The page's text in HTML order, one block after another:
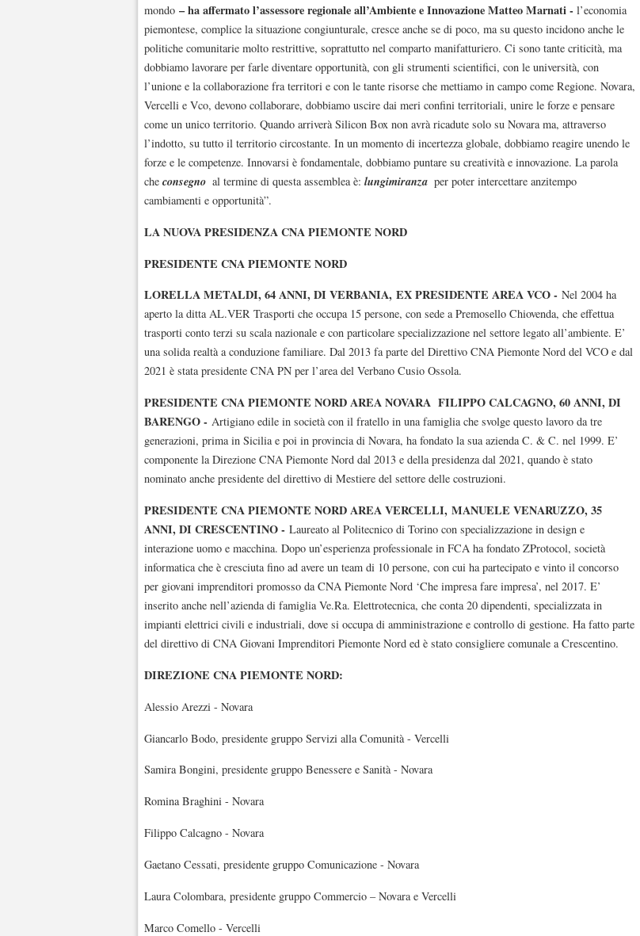
mondo – ha affermato l’assessore regionale all’Ambiente e Innovazione Matteo Marnati - l’economia
piemontese, complice la situazione congiunturale, cresce anche se di poco, ma su questo incidono anche le
politiche comunitarie molto restrittive, soprattutto nel comparto manifatturiero. Ci sono tante criticità, ma
dobbiamo lavorare per farle diventare opportunità, con gli strumenti scientifici, con le università, con
l’unione e la collaborazione fra territori e con le tante risorse che mettiamo in campo come Regione. Novara,
Vercelli e Vco, devono collaborare, dobbiamo uscire dai meri confini territoriali, unire le forze e pensare
come un unico territorio. Quando arriverà Silicon Box non avrà ricadute solo su Novara ma, attraverso
l’indotto, su tutto il territorio circostante. In un momento di incertezza globale, dobbiamo reagire unendo le
forze e le competenze. Innovarsi è fondamentale, dobbiamo puntare su creatività e innovazione. La parola
che consegno al termine di questa assemblea è: lungimiranza per poter intercettare anzitempo
cambiamenti e opportunità”.
LA NUOVA PRESIDENZA CNA PIEMONTE NORD
PRESIDENTE CNA PIEMONTE NORD
LORELLA METALDI, 64 ANNI, DI VERBANIA, EX PRESIDENTE AREA VCO - Nel 2004 ha
aperto la ditta AL.VER Trasporti che occupa 15 persone, con sede a Premosello Chiovenda, che effettua
trasporti conto terzi su scala nazionale e con particolare specializzazione nel settore legato all’ambiente. E’
una solida realtà a conduzione familiare. Dal 2013 fa parte del Direttivo CNA Piemonte Nord del VCO e dal
2021 è stata presidente CNA PN per l’area del Verbano Cusio Ossola.
PRESIDENTE CNA PIEMONTE NORD AREA NOVARA FILIPPO CALCAGNO, 60 ANNI, DI
BARENGO - Artigiano edile in società con il fratello in una famiglia che svolge questo lavoro da tre
generazioni, prima in Sicilia e poi in provincia di Novara, ha fondato la sua azienda C. & C. nel 1999. E’
componente la Direzione CNA Piemonte Nord dal 2013 e della presidenza dal 2021, quando è stato
nominato anche presidente del direttivo di Mestiere del settore delle costruzioni.
PRESIDENTE CNA PIEMONTE NORD AREA VERCELLI, MANUELE VENARUZZO, 35
ANNI, DI CRESCENTINO - Laureato al Politecnico di Torino con specializzazione in design e
interazione uomo e macchina. Dopo un’esperienza professionale in FCA ha fondato ZProtocol, società
informatica che è cresciuta fino ad avere un team di 10 persone, con cui ha partecipato e vinto il concorso
per giovani imprenditori promosso da CNA Piemonte Nord ‘Che impresa fare impresa’, nel 2017. E’
inserito anche nell’azienda di famiglia Ve.Ra. Elettrotecnica, che conta 20 dipendenti, specializzata in
impianti elettrici civili e industriali, dove si occupa di amministrazione e controllo di gestione. Ha fatto parte
del direttivo di CNA Giovani Imprenditori Piemonte Nord ed è stato consigliere comunale a Crescentino.
DIREZIONE CNA PIEMONTE NORD:
Alessio Arezzi - Novara
Giancarlo Bodo, presidente gruppo Servizi alla Comunità - Vercelli
Samira Bongini, presidente gruppo Benessere e Sanità - Novara
Romina Braghini - Novara
Filippo Calcagno - Novara
Gaetano Cessati, presidente gruppo Comunicazione - Novara
Laura Colombara, presidente gruppo Commercio – Novara e Vercelli
Marco Comello - Vercelli